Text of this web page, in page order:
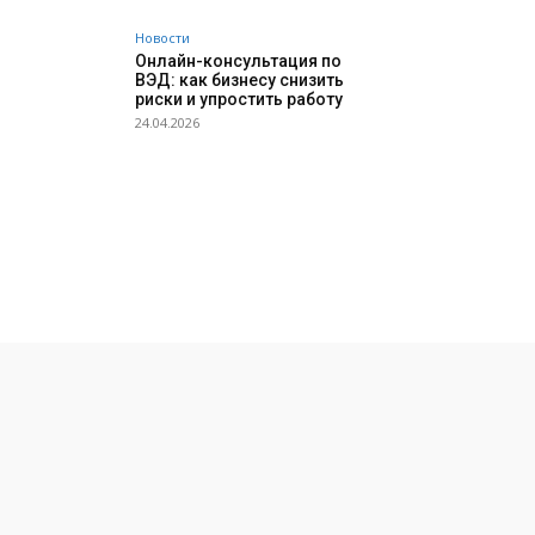
Новости
Онлайн-консультация по
ВЭД: как бизнесу снизить
риски и упростить работу
24.04.2026